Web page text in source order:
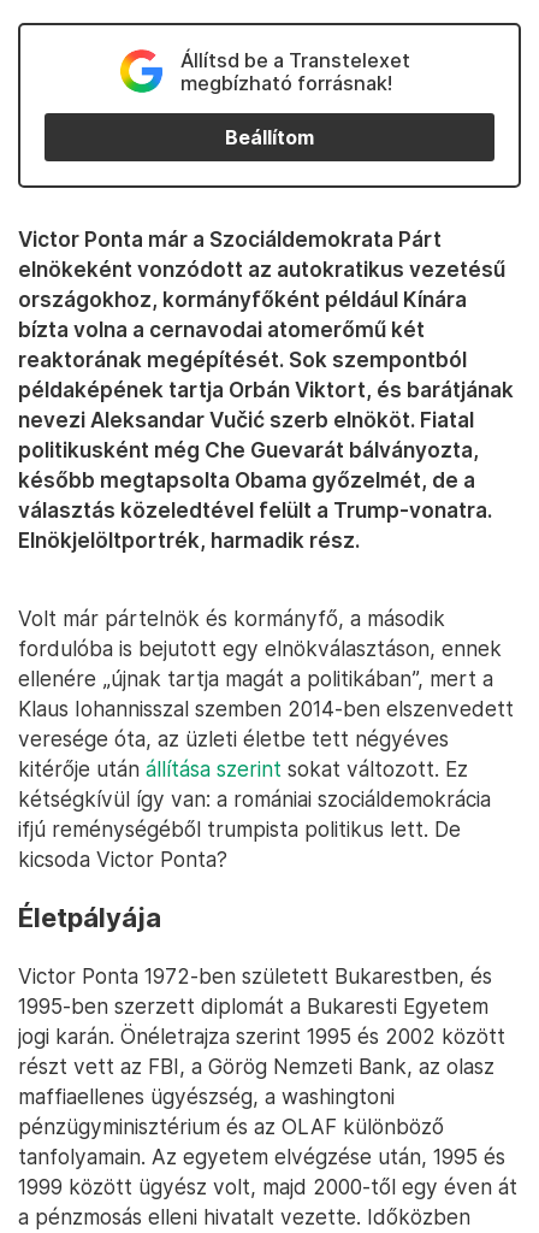
Állítsd be a Transtelexet
megbízható forrásnak!
Beállítom
Victor Ponta már a Szociáldemokrata Párt
elnökeként vonzódott az autokratikus vezetésű
országokhoz, kormányfőként például Kínára
bízta volna a cernavodai atomerőmű két
reaktorának megépítését. Sok szempontból
példaképének tartja Orbán Viktort, és barátjának
nevezi Aleksandar Vučić szerb elnököt. Fiatal
politikusként még Che Guevarát bálványozta,
később megtapsolta Obama győzelmét, de a
választás közeledtével felült a Trump-vonatra.
Elnökjelöltportrék, harmadik rész.
Volt már pártelnök és kormányfő, a második
fordulóba is bejutott egy elnökválasztáson, ennek
ellenére „újnak tartja magát a politikában”, mert a
Klaus Iohannisszal szemben 2014-ben elszenvedett
veresége óta, az üzleti életbe tett négyéves
kitérője után állítása szerint sokat változott. Ez
kétségkívül így van: a romániai szociáldemokrácia
ifjú reménységéből trumpista politikus lett. De
kicsoda Victor Ponta?
Életpályája
Victor Ponta 1972-ben született Bukarestben, és
1995-ben szerzett diplomát a Bukaresti Egyetem
jogi karán. Önéletrajza szerint 1995 és 2002 között
részt vett az FBI, a Görög Nemzeti Bank, az olasz
maffiaellenes ügyészség, a washingtoni
pénzügyminisztérium és az OLAF különböző
tanfolyamain. Az egyetem elvégzése után, 1995 és
1999 között ügyész volt, majd 2000-től egy éven át
a pénzmosás elleni hivatalt vezette. Időközben